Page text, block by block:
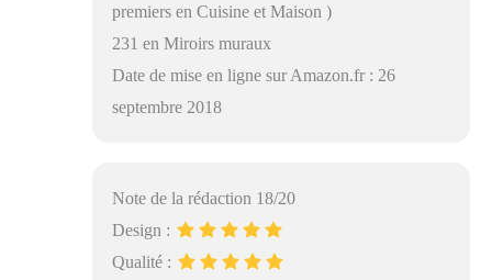
premiers en Cuisine et Maison )
231 en Miroirs muraux
Date de mise en ligne sur Amazon.fr : 26
septembre 2018
Note de la rédaction 18/20
Design :
Qualité :